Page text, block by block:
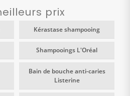
prix
Kérastase shampooing
Shampooings L'Oréal
Bain de bouche anti-caries
Listerine